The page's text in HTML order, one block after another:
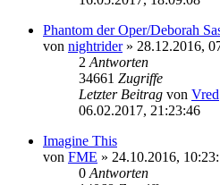
Phantom der Oper/Deborah
von nightrider» 28.12.2016,
2 Antworten
34661 Zugriffe
Letzter Beitrag von Vred
06.02.2017, 21:23:46
Imagine This
von FME » 24.10.2016,
0 Antworten